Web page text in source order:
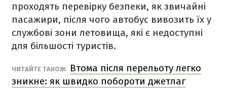
проходять перевірку безпеки, як звичайні
пасажири, після чого автобус вивозить їх у
службові зони летовища, які є недоступні
для більшості туристів.
ЧИТАЙТЕ ТАКОЖ
Втома після перельоту легко
зникне: як швидко побороти джетлаг